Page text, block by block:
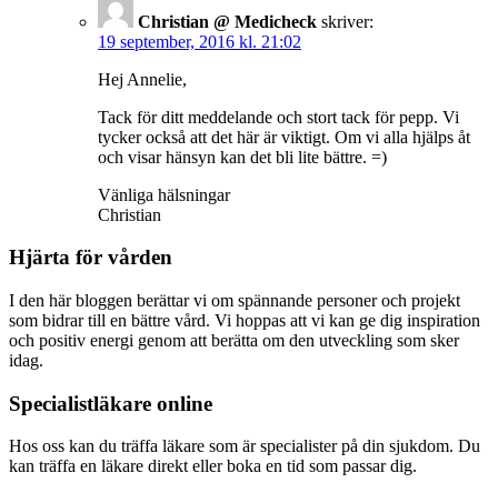
Christian @ Medicheck skriver:
19 september, 2016 kl. 21:02
Hej Annelie,
Tack för ditt meddelande och stort tack för pepp. Vi
tycker också att det här är viktigt. Om vi alla hjälps åt
och visar hänsyn kan det bli lite bättre. =)
Vänliga hälsningar
Christian
Hjärta för vården
I den här bloggen berättar vi om spännande personer och projekt
som bidrar till en bättre vård. Vi hoppas att vi kan ge dig inspiration
och positiv energi genom att berätta om den utveckling som sker
idag.
Specialistläkare online
Hos oss kan du träffa läkare som är specialister på din sjukdom. Du
kan träffa en läkare direkt eller boka en tid som passar dig.